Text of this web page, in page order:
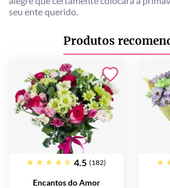
seu ente querido.
Produtos
4.5 (182)
Encantos do Amor